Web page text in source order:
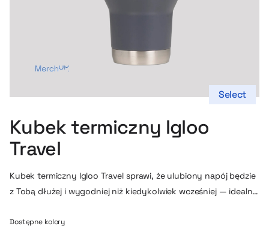
Select
Kubek termiczny Igloo
Travel
Kubek termiczny Igloo Travel sprawi, że ulubiony napój będzie
z Tobą dłużej i wygodniej niż kiedykolwiek wcześniej — idealny
świeżym powietrzu. Zaprojektowany z myślą o maksymalnym
Dostępne kolory